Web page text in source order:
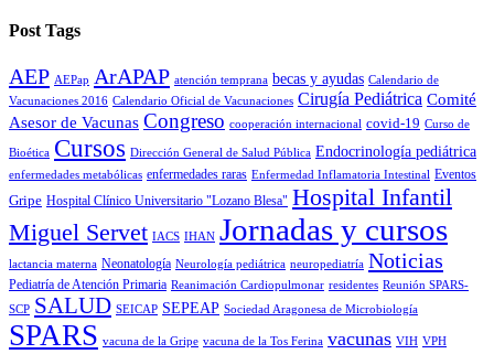
Post Tags
AEP AEPap ArAPAP atención temprana becas y ayudas Calendario de
Vacunaciones 2016 Calendario Oficial de Vacunaciones Cirugía Pediátrica Comité
Asesor de Vacunas Congreso cooperación internacional covid-19 Curso de
Bioética Cursos Dirección General de Salud Pública Endocrinología pediátrica
enfermedades metabólicas enfermedades raras Enfermedad Inflamatoria Intestinal Eventos
Gripe Hospital Clínico Universitario "Lozano Blesa" Hospital Infantil
Miguel Servet IACS IHAN Jornadas y cursos
lactancia materna Neonatología Neurología pediátrica neuropediatría Noticias
Pediatría de Atención Primaria Reanimación Cardiopulmonar residentes Reunión SPARS-
SCP SALUD SEICAP SEPEAP Sociedad Aragonesa de Microbiología
SPARS vacuna de la Gripe vacuna de la Tos Ferina vacunas VIH VPH